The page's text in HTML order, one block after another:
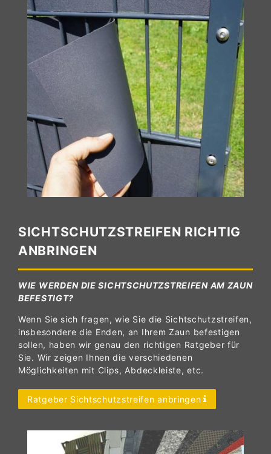
SICHTSCHUTZSTREIFEN RICHTIG
ANBRINGEN
WIE WERDEN DIE SICHTSCHUTZSTREIFEN AM ZAUN
BEFESTIGT?
Wenn Sie sich fragen, wie Sie die Sichtschutzstreifen,
insbesondere die Enden, an Ihrem Zaun befestigen
sollen, haben wir genau den richtigen Ratgeber für
Sie. Wir zeigen Ihnen die verschiedenen
Möglichkeiten mit Clips, Abdeckleiste, etc.
Ratgeber Sichtschutzstreifen anbringen